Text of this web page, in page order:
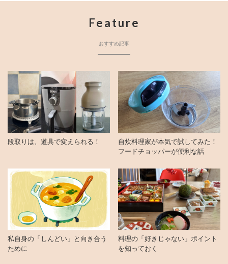
Feature
おすすめ記事
段取りは、道具で変えられる！
自炊料理家が本気で試してみた！
フードチョッパーが便利な話
私自身の「しんどい」と向き合う
ために
料理の「好きじゃない」ポイント
を知っておく